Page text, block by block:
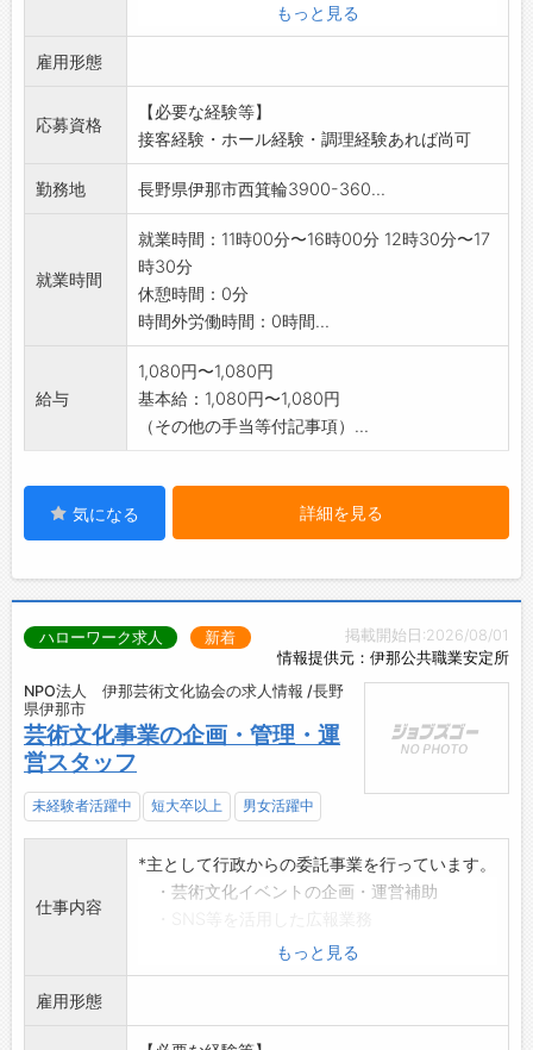
・ドリンク作成
・洗い場、清掃
変更範囲:変更なし
もっと見る
雇用形態
応募資格
【必要な経験等】
接客経験・ホール経験・調理経験あれば尚可
勤務地 長野県伊那市西箕輪3900-360...
就業時間
就業時間：11時00分〜16時00分 12時30分〜17
時30分
休憩時間：0分
時間外労働時間：0時間...
給与
1,080円〜1,080円
基本給：1,080円〜1,080円
（その他の手当等付記事項）...
気になる 詳細を見る
掲載開始日:2026/08/01
情報提供元：伊那公共職業安定所
ハローワーク求人 新着
NPO法人 伊那芸術文化協会の求人情報 /長野
県伊那市
芸術文化事業の企画・管理・運
営スタッフ
未経験者活躍中 短大卒以上 男女活躍中
仕事内容
*主として行政からの委託事業を行っています。
・芸術文化イベントの企画・運営補助
・アーティスト、出演団体との連絡調整
・チラシ、募集案内等の作成
・地域の文化事業と福祉をつなぐ企画への参
もっと見る
雇用形態